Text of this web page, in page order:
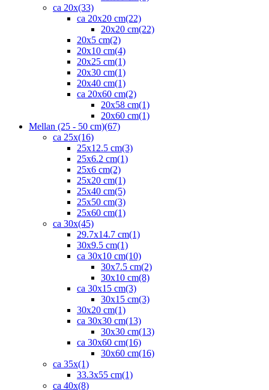
ca 20x(33)
ca 20x20 cm(22)
20x20 cm(22)
20x5 cm(2)
20x10 cm(4)
20x25 cm(1)
20x30 cm(1)
20x40 cm(1)
ca 20x60 cm(2)
20x58 cm(1)
20x60 cm(1)
Mellan (25 - 50 cm)(67)
ca 25x(16)
25x12.5 cm(3)
25x6.2 cm(1)
25x6 cm(2)
25x20 cm(1)
25x40 cm(5)
25x50 cm(3)
25x60 cm(1)
ca 30x(45)
29.7x14.7 cm(1)
30x9.5 cm(1)
ca 30x10 cm(10)
30x7.5 cm(2)
30x10 cm(8)
ca 30x15 cm(3)
30x15 cm(3)
30x20 cm(1)
ca 30x30 cm(13)
30x30 cm(13)
ca 30x60 cm(16)
30x60 cm(16)
ca 35x(1)
33.3x55 cm(1)
ca 40x(8)